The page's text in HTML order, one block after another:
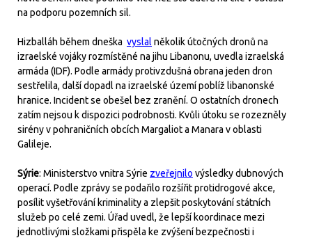
na podporu pozemních sil.
Hizballáh během dneška vyslal několik útočných dronů na
izraelské vojáky rozmístěné na jihu Libanonu, uvedla izraelská
armáda (IDF). Podle armády protivzdušná obrana jeden dron
sestřelila, další dopadl na izraelské území poblíž libanonské
hranice. Incident se obešel bez zranění. O ostatních dronech
zatím nejsou k dispozici podrobnosti. Kvůli útoku se rozezněly
sirény v pohraničních obcích Margaliot a Manara v oblasti
Galileje.
Sýrie: Ministerstvo vnitra Sýrie zveřejnilo výsledky dubnových
operací. Podle zprávy se podařilo rozšířit protidrogové akce,
posílit vyšetřování kriminality a zlepšit poskytování státních
služeb po celé zemi. Úřad uvedl, že lepší koordinace mezi
jednotlivými složkami přispěla ke zvýšení bezpečnosti i